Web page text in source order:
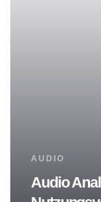
Tags
AUDIO
Audio